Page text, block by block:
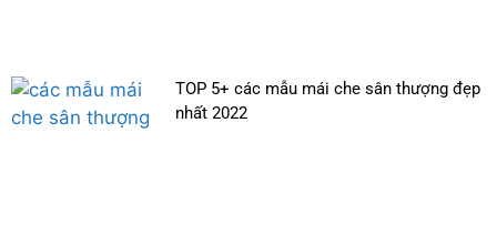
TOP 5+ các mẫu mái che sân thượng đẹp
nhất 2022